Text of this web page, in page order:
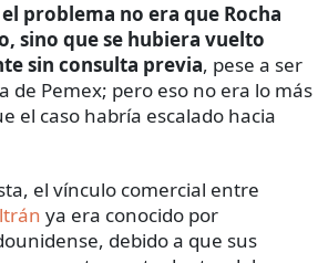
el problema no era que Rocha
sino que se hubiera vuelto
sin consulta previa, pese a ser
de Pemex; pero eso no era lo más
el caso habría escalado hacia
el vínculo comercial entre
ya era conocido por
debido a que sus